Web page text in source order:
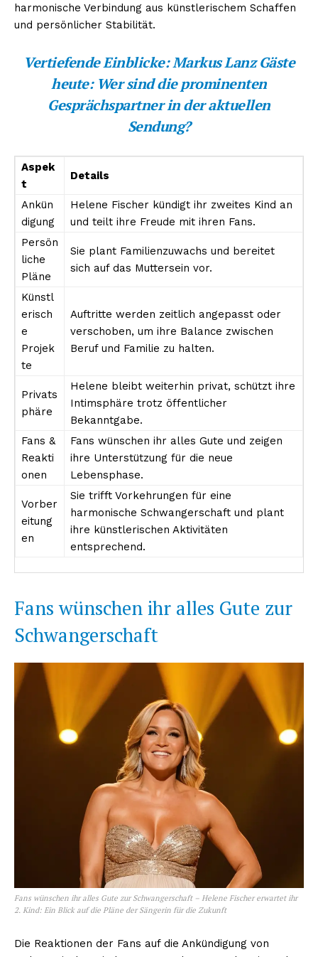
Erhalte unseren
kostenlosen Newsletter
harmonische Verbindung aus künstlerischem Schaffen
und persönlicher Stabilität.
Vertiefende Einblicke:Markus Lanz Gäste
heute: Wer sind die prominenten
Gesprächspartner in der aktuellen
Sendung?
Aspek
t
Details
Ankün
digung
Helene Fischer kündigt ihr zweites Kind an
und teilt ihre Freude mit ihren Fans.
Persön
liche
Pläne
Sie plant Familienzuwachs und bereitet
sich auf das Muttersein vor.
Künstl
erisch
e
Projek
te
Auftritte werden zeitlich angepasst oder
verschoben, um ihre Balance zwischen
Beruf und Familie zu halten.
Privats
phäre
Helene bleibt weiterhin privat, schützt ihre
Intimsphäre trotz öffentlicher
Bekanntgabe.
Fans &
Reakti
onen
Fans wünschen ihr alles Gute und zeigen
ihre Unterstützung für die neue
Lebensphase.
Vorber
eitung
en
Sie trifft Vorkehrungen für eine
harmonische Schwangerschaft und plant
ihre künstlerischen Aktivitäten
entsprechend.
Fans wünschen ihr alles Gute zur
Schwangerschaft
Fans wünschen ihr alles Gute zur Schwangerschaft – Helene Fischer erwartet ihr
2. Kind: Ein Blick auf die Pläne der Sängerin für die Zukunft
Die Reaktionen der Fans auf die Ankündigung von